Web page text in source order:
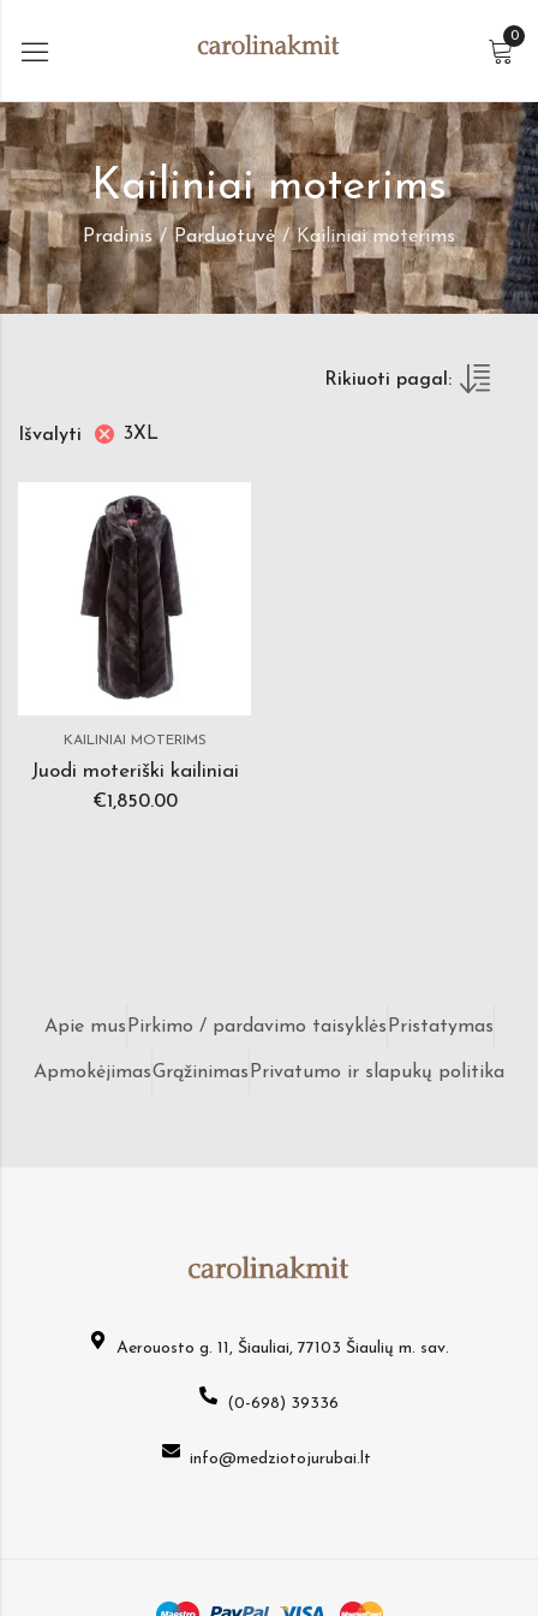
0
Kailiniai moterims
Pradinis Parduotuvė Kailiniai moterims
Rikiuoti pagal:
Išvalyti 3XL
KAILINIAI MOTERIMS
Juodi moteriški kailiniai
€1,850.00
Apie mus Pirkimo / pardavimo taisyklės Pristatymas
ApmokėjimasGrąžinimas Privatumo ir slapukų politika
Aerouosto g. 11, Šiauliai, 77103 Šiaulių m. sav.
(0-698) 39336
info@medziotojurubai.lt